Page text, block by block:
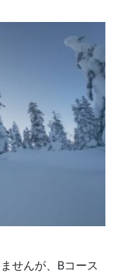
せんが、Bコース